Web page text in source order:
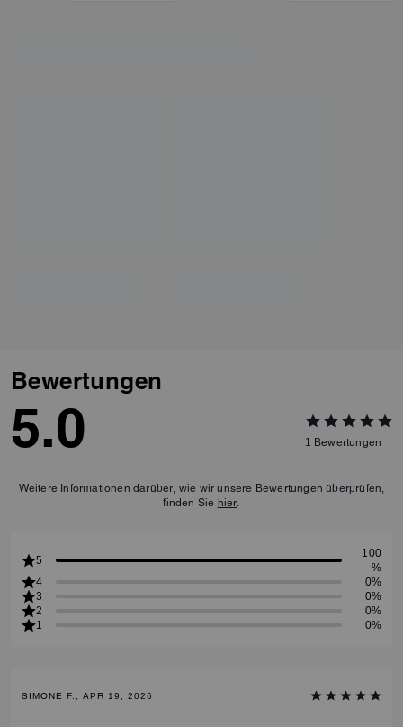
Bewertungen
5.0 1 Bewertungen
Weitere Informationen darüber, wie wir unsere Bewertungen überprüfen,
finden Sie hier
5
100
%
4
0%
3
0%
2
0%
1
0%
SIMONE F., APR 19, 2026